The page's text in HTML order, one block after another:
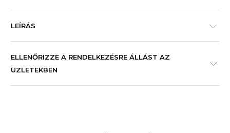
LEÍRÁS
ELLENŐRIZZE A RENDELKEZÉSRE ÁLLÁST AZ
ÜZLETEKBEN